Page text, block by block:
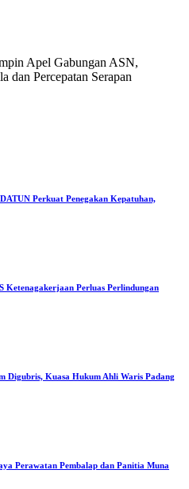
Apel Gabungan ASN,
dan Percepatan Serapan
Perkuat Penegakan Kepatuhan,
Ketenagakerjaan Perluas Perlindungan
Digubris, Kuasa Hukum Ahli Waris Padang
Perawatan Pembalap dan Panitia Muna